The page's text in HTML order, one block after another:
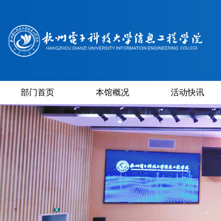
部门首页 本馆概况 活动快讯